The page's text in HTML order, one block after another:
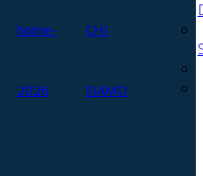
home-
2026
CHI
SIAMO